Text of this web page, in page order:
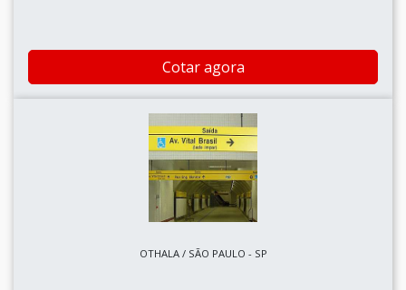
Cotar agora
OTHALA / SÃO PAULO - SP